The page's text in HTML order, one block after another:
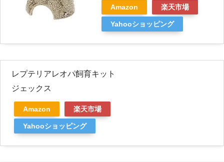
Amazon 楽天市場
Yahooショッピング
レプテリアレオパ飼育キット
ジェックス
Amazon 楽天市場
Yahooショッピング